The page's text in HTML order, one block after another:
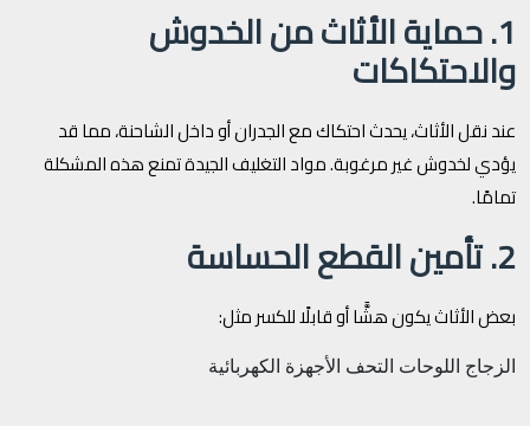
1. حماية الأثاث من الخدوش
والاحتكاكات
عند نقل الأثاث، يحدث احتكاك مع الجدران أو داخل الشاحنة، مما قد
يؤدي لخدوش غير مرغوبة. مواد التغليف الجيدة تمنع هذه المشكلة
تمامًا.
2. تأمين القطع الحساسة
بعض الأثاث يكون هشًّا أو قابلًا للكسر مثل:
الزجاج اللوحات التحف الأجهزة الكهربائية